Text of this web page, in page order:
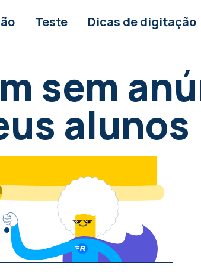
Teste Dicas de digitação
sem
alunos